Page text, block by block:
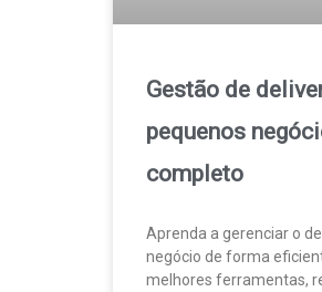
Gestão de
pequenos
completo
Aprenda a gerenciar o
negócio de forma
melhores ferramentas,